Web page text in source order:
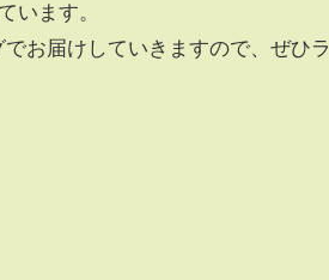
います。
お届けしていきますので、ぜひラ